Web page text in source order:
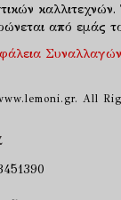
από εμάς
Συναλλαγών
All